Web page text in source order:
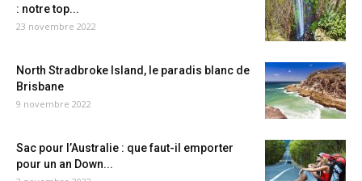
: notre top...
23 novembre 2022
North Stradbroke Island, le paradis blanc de
Brisbane
9 novembre 2022
Sac pour l’Australie : que faut-il emporter
pour un an Down...